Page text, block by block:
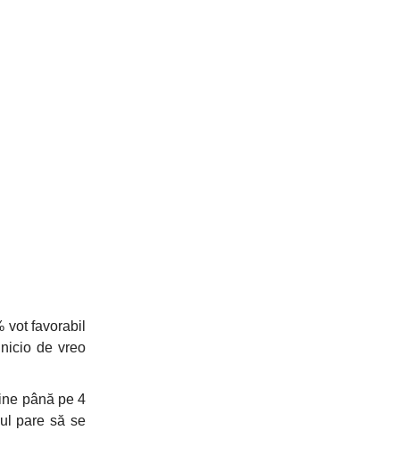
vot favorabil
de vreo
până pe 4
pare să se